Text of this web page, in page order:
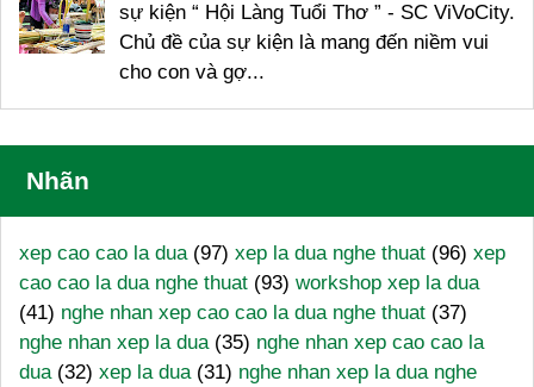
sự kiện “ Hội Làng Tuổi Thơ ” - SC ViVoCity.
Chủ đề của sự kiện là mang đến niềm vui
cho con và gợ...
Nhãn
xep cao cao la dua (97) xep la dua nghe thuat (96) xep
cao cao la dua nghe thuat (93) workshop xep la dua
(41) nghe nhan xep cao cao la dua nghe thuat (37)
nghe nhan xep la dua (35) nghe nhan xep cao cao la
dua (32) xep la dua (31) nghe nhan xep la dua nghe